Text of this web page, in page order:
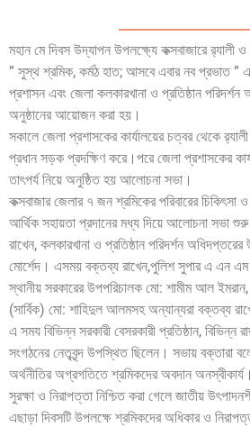
মহান মে দিবস উদ্‌যাপন উপলক্ষ্যে কক্সবাজারে র্যালী
” সুস্থ শ্রমিক, কর্মঠ হাত; আসবে এবার নব প্রভাত ”
প্রশাসন এবং জেলা কলকারখানা ও প্রতিষ্ঠান
অনুষ্ঠানের আয়োজন করা হয়।
সকালে জেলা প্রশাসকের কার্যালয়ের চত্বর থেকে র
প্রধান সড়ক প্রদক্ষিণ করে।পরে জেলা প্রশাসকের
তাৎপর্য নিয়ে অনুষ্ঠিত হয় আলোচনা সভা।
কক্সবাজার জেলার ৭ জন শ্রমিকের পরিবারের
আর্থিক সহায়তা প্রদানের মধ্য দিয়ে আলোচনা সভা
রাখেন, কলকারখানা ও প্রতিষ্ঠান পরিদর্শন
মোর্শেদ। এসময় বক্তব্য রাখেন,পুলিশ সুপার এ এন এম
স্থানীয় সরকারের উপপরিচালক মো: শামীম আল
(সার্বিক) মো: শাহিদুল আলমসহ অন্যান্যরা বক্তব্য
এ সময বিভিন্ন সরকারী বেসরকারী প্রতিষ্ঠান, বিভিন্ন
সংগঠনের নেতৃবৃন্দ উপস্থিত ছিলেন। সভায় বক্তারা
অর্থনীতির অগ্রগতিতে শ্রমিকদের অবদান
সুরক্ষা ও নিরাপত্তা নিশ্চিত করা গেলে জাতীয়
এছাড়া দিবসটি উপলক্ষে শ্রমিকদের অধিকার ও